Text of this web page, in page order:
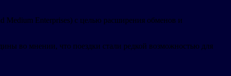
Medium Enterprises) с целью расширения обменов и
во мнении, что поездки стали редкой возможностью для